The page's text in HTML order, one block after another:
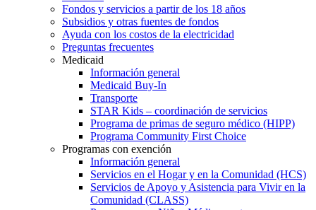
Fondos y servicios a partir de los 18 años
Subsidios y otras fuentes de fondos
Ayuda con los costos de la electricidad
Preguntas frecuentes
Medicaid
Información general
Medicaid Buy-In
Transporte
STAR Kids – coordinación de servicios
Programa de primas de seguro médico (HIPP)
Programa Community First Choice
Programas con exención
Información general
Servicios en el Hogar y en la Comunidad (HCS)
Servicios de Apoyo y Asistencia para Vivir en la
Comunidad (CLASS)